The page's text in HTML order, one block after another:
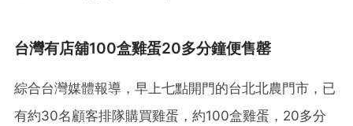
台灣有店舖100盒雞蛋20多分鐘便售罄
綜合台灣媒體報導，早上七點開門的台北北農門市，已
有約30名顧客排隊購買雞蛋，約100盒雞蛋，20多分